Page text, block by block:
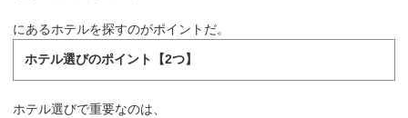
にあるホテルを探すのがポイントだ。
ホテル選びのポイント【2つ】
ホテル選びで重要なのは、